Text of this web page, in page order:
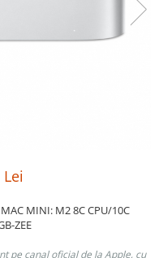
MINI: M2 8C CPU/10C
ZEE
pe canal oficial de la Apple, cu